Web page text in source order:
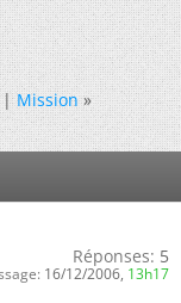
Mission »
Réponses: 5
16/12/2006, 13h17